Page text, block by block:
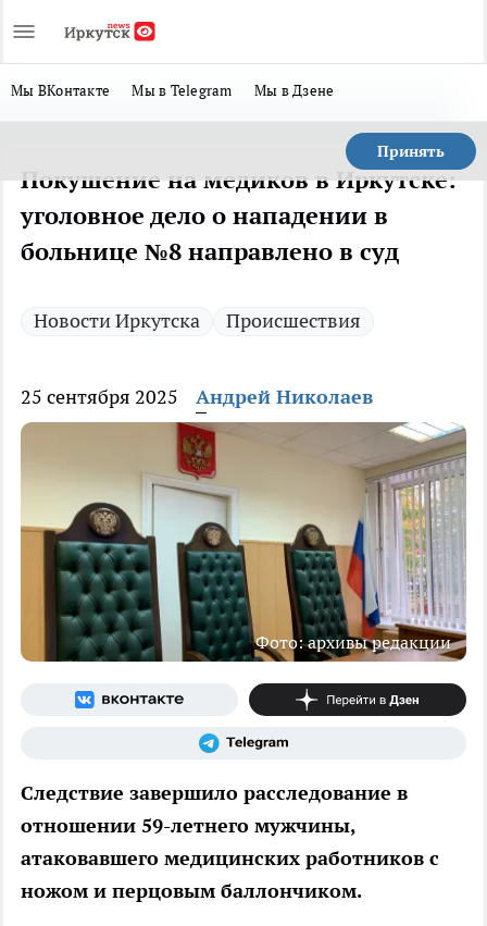
Мы ВКонтакте Мы в Telegram Мы в Дзене
Принять
Покушение на медиков в Иркутске:
уголовное дело о нападении в
больнице №8 направлено в суд
Новости Иркутска Происшествия
25 сентября 2025 Андрей Николаев
Фото: архивы редакции
Следствие завершило расследование в
отношении 59-летнего мужчины,
атаковавшего медицинских работников с
ножом и перцовым баллончиком.